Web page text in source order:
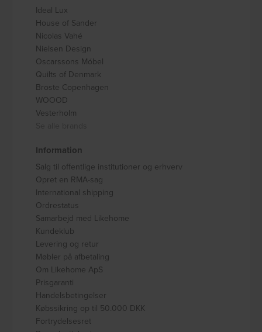
Ideal Lux
House of Sander
Nicolas Vahé
Nielsen Design
Oscarssons Móbel
Quilts of Denmark
Broste Copenhagen
WOOOD
Vesterholm
Information
Salg til offentlige institutioner og erhverv
Opret en RMA-sag
International shipping
Ordrestatus
Samarbejd med Likehome
Kundeklub
Levering og retur
Møbler på afbetaling
Om Likehome ApS
Prisgaranti
Handelsbetingelser
Købssikring op til 50.000 DKK
Fortrydelsesret